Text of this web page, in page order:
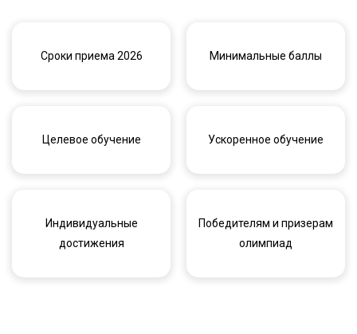
Сроки приема 2026 Минимальные баллы
Целевое обучение Ускоренное обучение
Индивидуальные
достижения
Победителям и призерам
олимпиад